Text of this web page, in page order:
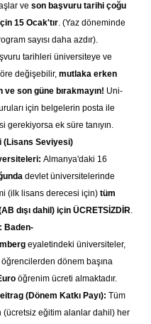
ve son başvuru tarihi çoğu
15 Ocak'tır. (Yaz döneminde
sayısı daha azdır).
tarihleri üniversiteye ve
değişebilir, mutlaka erken
ve son güne bırakmayın! Uni-
için belgelerin posta ile
gerekiyorsa ek süre tanıyın.
(Lisans Seviyesi)
Almanya'daki 16
devlet üniversitelerinde
(ilk lisans derecesi için) tüm
dışı dahil) için ÜCRETSİZDİR.
Baden-
eyaletindeki üniversiteler,
öğrencilerden dönem başına
öğrenim ücreti almaktadır.
(Dönem Katkı Payı): Tüm
(ücretsiz eğitim alanlar dahil) her